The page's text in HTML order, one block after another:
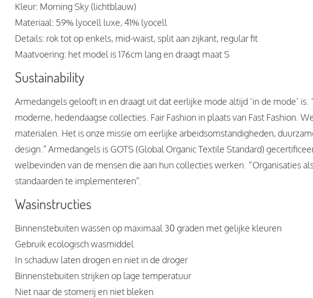
Kleur: Morning Sky (lichtblauw)
Materiaal: 59% lyocell luxe, 41% lyocell
Details: rok tot op enkels, mid-waist, split aan zijkant, regular fit
Maatvoering: het model is 176cm lang en draagt maat S
Sustainability
Armedangels gelooft in en draagt uit dat eerlijke mode altijd ‘in de mode’
moderne, hedendaagse collecties. Fair Fashion in plaats van Fast Fashion.
materialen. Het is onze missie om eerlijke arbeidsomstandigheden,
design.” Armedangels is GOTS (Global Organic Textile Standard)
welbevinden van de mensen die aan hun collecties werken. “Organisaties
standaarden te implementeren”.
Wasinstructies
Binnenstebuiten wassen op maximaal 30 graden met gelijke kleuren
Gebruik ecologisch wasmiddel
In schaduw laten drogen en niet in de droger
Binnenstebuiten strijken op lage temperatuur
Niet naar de stomerij en niet bleken